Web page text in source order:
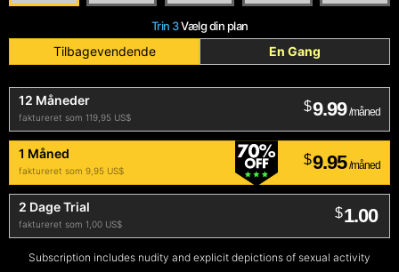
Trin 3Vælg din plan
Tilbagevendende En Gang
12 Måneder
faktureret som 119,95 US$
$9.99 /måned
1 Måned
faktureret som 9,95 US$
$9.95 /måned
2 Dage Trial
faktureret som 1,00 US$
$1.00
Subscription includes nudity and explicit depictions of sexual activity